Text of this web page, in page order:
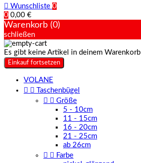
 Wunschliste 0
0 0,00 €
Warenkorb (0)
schließen
Es gibt keine Artikel in deinem Warenkorb
Einkauf fortsetzen
VOLANE
 
Taschenbügel
  Größe
5 - 10cm
11 - 15cm
16 - 20cm
21 - 25cm
ab 26cm
  Farbe